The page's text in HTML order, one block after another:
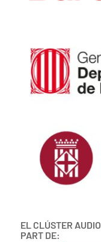
EL CLÚSTER
PART DE: